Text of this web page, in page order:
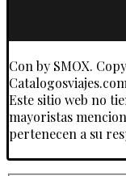
Conby SMOX.
Este sitio web no
mayoristas
pertenecen a su